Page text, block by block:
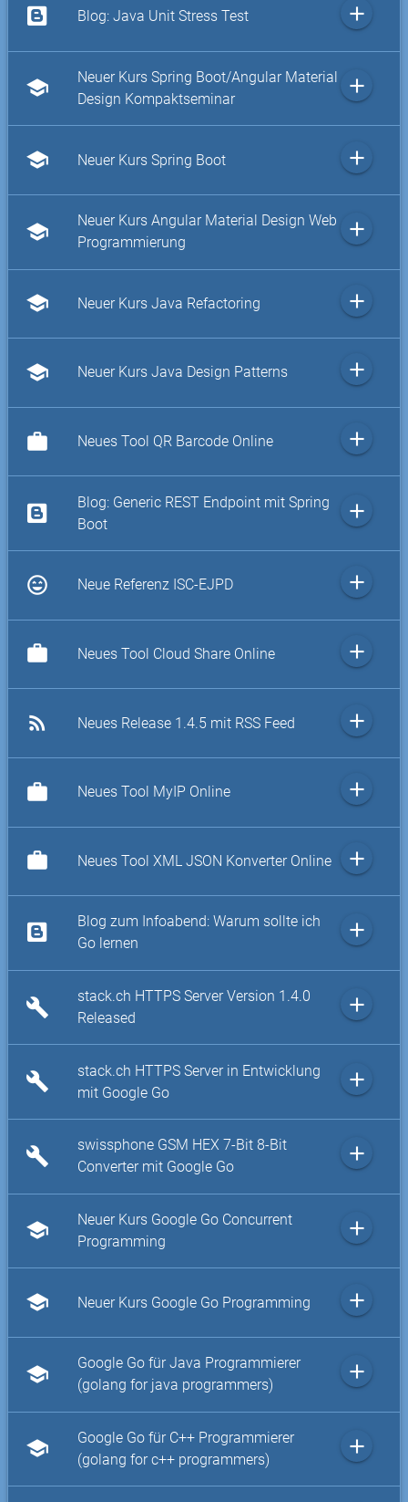
Blog: Java Unit Stress Test add
school
Neuer Kurs Spring Boot/Angular Material
Design Kompaktseminar
add
school Neuer Kurs Spring Boot add
school
Neuer Kurs Angular Material Design Web
Programmierung
add
school Neuer Kurs Java Refactoring add
school Neuer Kurs Java Design Patterns add
work Neues Tool QR Barcode Online add
Blog: Generic REST Endpoint mit Spring
Boot
add
sentiment_very_satisfied Neue Referenz ISC-EJPD add
work Neues Tool Cloud Share Online add
rss_feed Neues Release 1.4.5 mit RSS Feed add
work Neues Tool MyIP Online add
work Neues Tool XML JSON Konverter Online add
Blog zum Infoabend: Warum sollte ich
Go lernen
add
build
stack.ch HTTPS Server Version 1.4.0
Released
add
build
stack.ch HTTPS Server in Entwicklung
mit Google Go
add
build
swissphone GSM HEX 7-Bit 8-Bit
Converter mit Google Go
add
school
Neuer Kurs Google Go Concurrent
Programming
add
school Neuer Kurs Google Go Programming add
school
Google Go für Java Programmierer
(golang for java programmers)
add
school
Google Go für C++ Programmierer
(golang for c++ programmers)
add